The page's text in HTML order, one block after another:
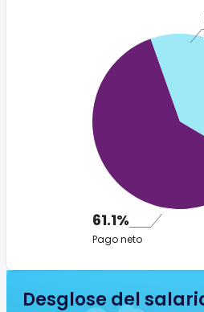
61.1%
Pago neto
Desglose del